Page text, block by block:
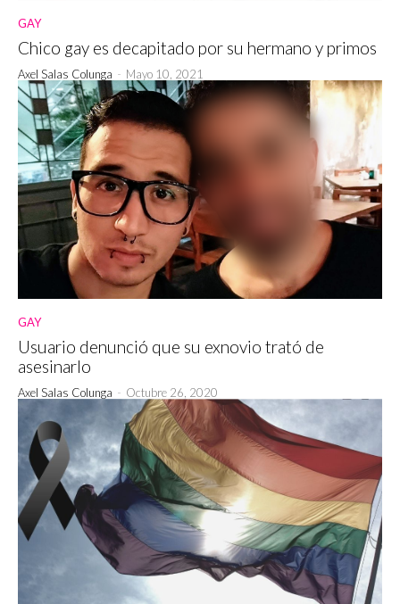
GAY
Chico gay es decapitado por su hermano y primos
Axel Salas Colunga - Mayo 10, 2021
GAY
Usuario denunció que su exnovio trató de
asesinarlo
Axel Salas Colunga - Octubre 26, 2020